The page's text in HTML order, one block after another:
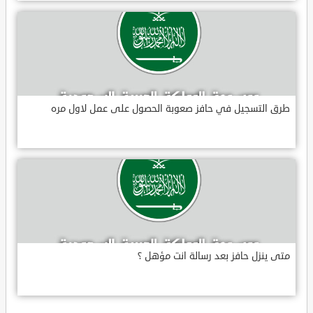
طرق التسجيل في حافز صعوبة الحصول على عمل لاول مره
متى ينزل حافز بعد رسالة انت مؤهل ؟